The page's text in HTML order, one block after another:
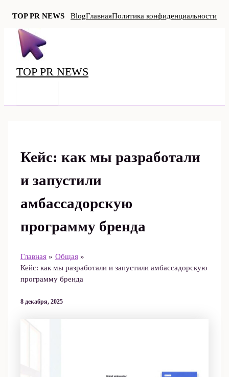
TOP PR NEWS BlogГлавнаяПолитика конфиденциальности
Перейти
содержимому
TOP PR NEWS
Кейс: как мы разработали
и запустили
амбассадорскую
программу бренда
Главная
Общая
Кейс: как мы разработали и запустили амбассадорскую
программу бренда
8 декабря, 2025